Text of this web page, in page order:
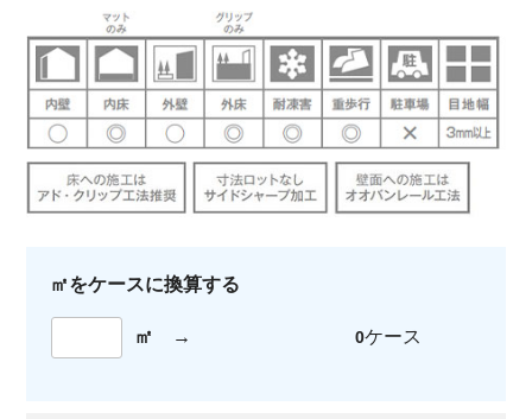
㎡をケースに換算する
㎡ → 0ケース